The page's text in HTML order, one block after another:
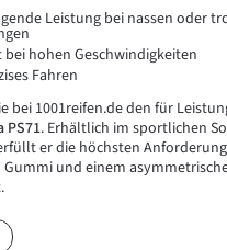
Leistung bei nassen oder
hohen Geschwindigkeiten
Fahren
bei 1001reifen.de den für
PS71. Erhältlich im sportlichen
er die höchsten
Gummi und einem